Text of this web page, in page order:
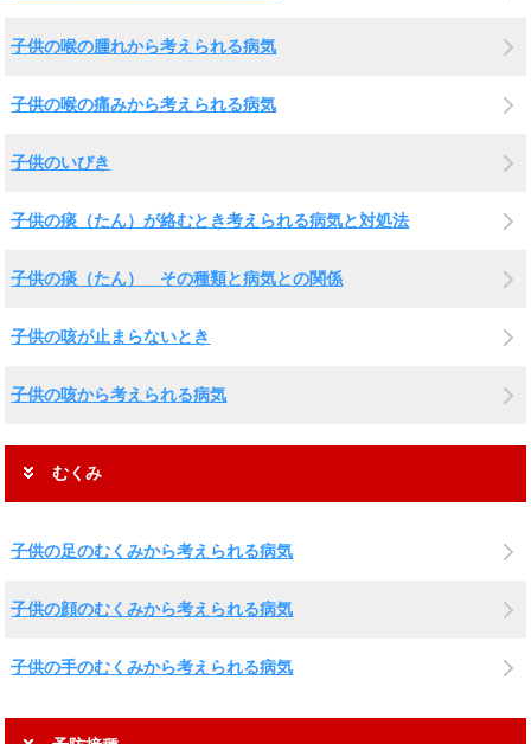
子供の喉の腫れから考えられる病気
子供の喉の痛みから考えられる病気
子供のいびき
子供の痰（たん）が絡むとき考えられる病気と対処法
子供の痰（たん） その種類と病気との関係
子供の咳が止まらないとき
子供の咳から考えられる病気
むくみ
子供の足のむくみから考えられる病気
子供の顔のむくみから考えられる病気
子供の手のむくみから考えられる病気